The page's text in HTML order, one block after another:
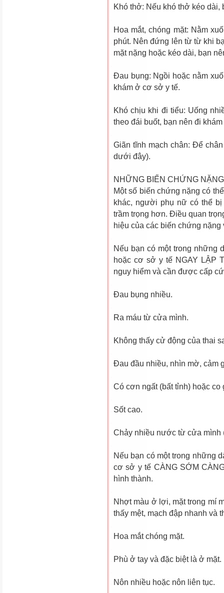
Khó thở: Nếu khó thở kéo
Hoa mắt, chóng mặt: Nằm
phút. Nên đứng lên từ từ khi
mặt nặng hoặc kéo dài, bạn
Ðau bụng: Ngồi hoặc nằm
khám ở cơ sở y tế.
Khó chịu khi đi tiểu: Uống
theo đái buốt, bạn nên đi
Giãn tĩnh mạch chân: Ðể
dưới đây).
NHỮNG BIẾN CHỨNG
Một số biến chứng nặng có
khác, người phụ nữ có thể
trầm trọng hơn. Ðiều quan
hiệu của các biến chứng nặng
Nếu bạn có một trong những
hoặc cơ sở y tế NGAY LẬP
nguy hiểm và cần được cấp
Ðau bụng nhiều.
Ra máu từ cửa mình.
Không thấy cử động của thai
Ðau đầu nhiều, nhìn mờ, cảm
Có cơn ngất (bất tỉnh) hoặc co
Sốt cao.
Chảy nhiều nước từ cửa mình
Nếu bạn có một trong những
cơ sở y tế CÀNG SỚM
hình thành.
Nhợt màu ở lợi, mặt trong mí
thấy mệt, mạch đập nhanh và
Hoa mắt chóng mặt.
Phù ở tay và đặc biệt là ở mặt.
Nôn nhiều hoặc nôn liên tục.